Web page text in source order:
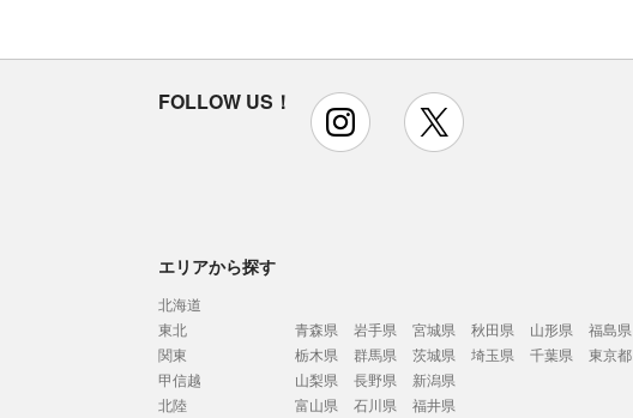
FOLLOW US！ instagram
エリアから探す
北海道
東北
青森県 岩手県 宮城県 秋田県 山形県
福島県
関東
栃木県 群馬県 茨城県 埼玉県 千葉県 東京都
甲信越
山梨県 長野県
新潟県
北陸
富山県 石川県
福井県